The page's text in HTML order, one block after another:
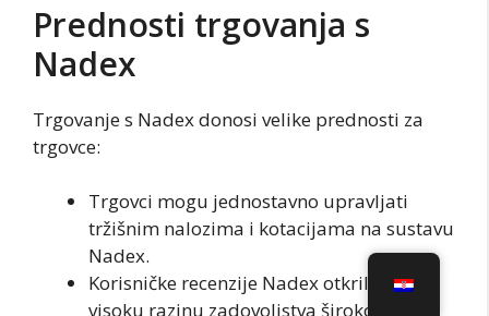
Prednosti trgovanja s
Nadex
Trgovanje s Nadex donosi velike prednosti za
trgovce:
Trgovci mogu jednostavno upravljati
tržišnim nalozima i kotacijama na sustavu
Nadex.
Korisničke recenzije Nadex otkrile su
visoku razinu zadovoljstva širokom